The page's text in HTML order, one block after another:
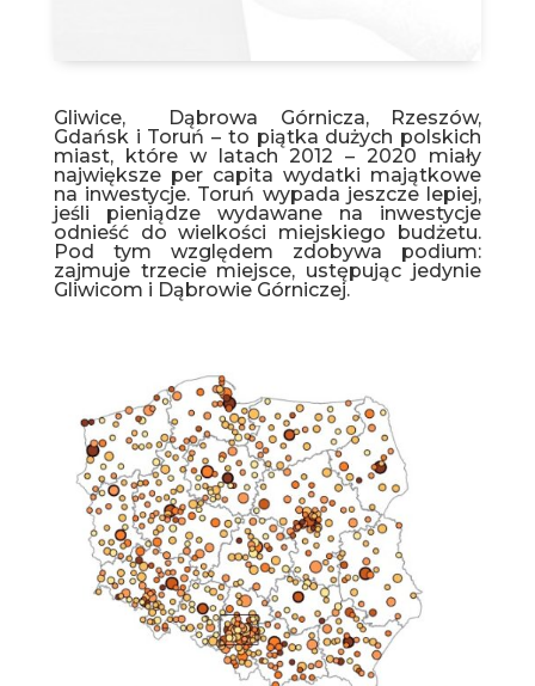
Gliwice, Dąbrowa Górnicza, Rzeszów,
Gdańsk i Toruń – to piątka dużych polskich
miast, które w latach 2012 – 2020 miały
największe per capita wydatki majątkowe
na inwestycje. Toruń wypada jeszcze lepiej,
jeśli pieniądze wydawane na inwestycje
odnieść do wielkości miejskiego budżetu.
Pod tym względem zdobywa podium:
zajmuje trzecie miejsce, ustępując jedynie
Gliwicom i Dąbrowie Górniczej.